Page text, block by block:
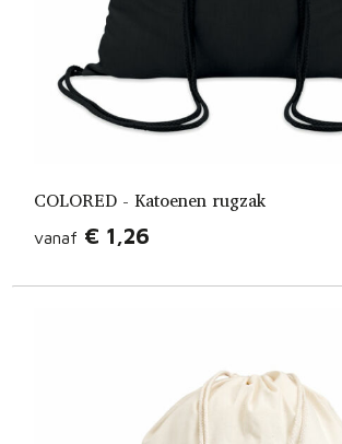
COLORED - Katoenen rugzak
vanaf € 1,26